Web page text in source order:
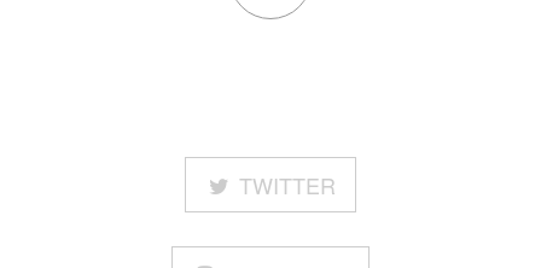
TWITTER